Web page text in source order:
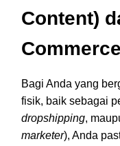
Content)
Commerce
Bagi Anda yang
fisik, baik sebagai
dropshipping,
marketer), Anda